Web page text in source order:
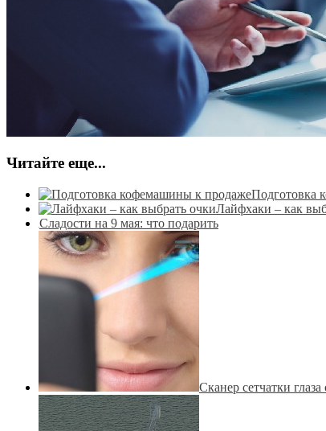
Читайте еще...
Подготовка
Лайфхаки – как
Сладости на 9 мая: что подарить
Сканер сетчатки